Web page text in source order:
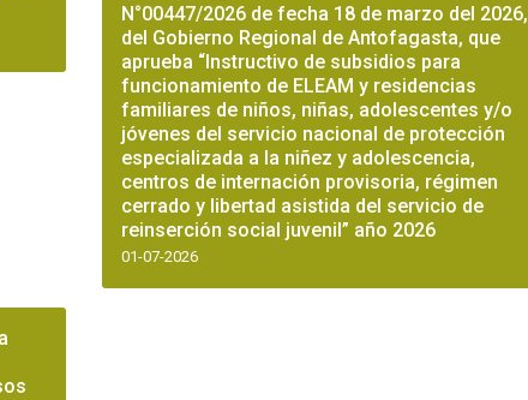
N°00447/2026 de fecha 18 de marzo del 2026,
del Gobierno Regional de Antofagasta, que
aprueba “Instructivo de subsidios para
funcionamiento de ELEAM y residencias
familiares de niños, niñas, adolescentes y/o
jóvenes del servicio nacional de protección
especializada a la niñez y adolescencia,
centros de internación provisoria, régimen
cerrado y libertad asistida del servicio de
reinserción social juvenil” año 2026
01-07-2026